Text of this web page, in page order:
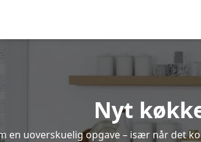
Nyt
en uoverskuelig opgave – især når det